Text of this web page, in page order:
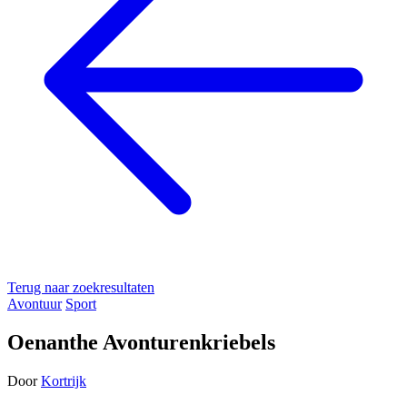
Terug naar zoekresultaten
Avontuur Sport
Oenanthe Avonturenkriebels
Door Kortrijk